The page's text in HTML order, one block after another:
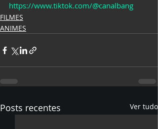
https://www.tiktok.com/@canalbang
FILMES
ANIMES
Posts recentes Ver tudo